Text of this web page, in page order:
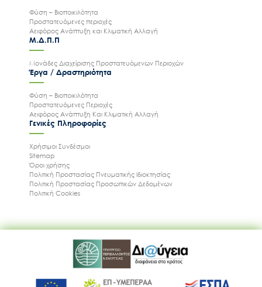
Φύση – Βιοποικιλότητα
Προστατευόμενες περιοχές
Αειφόρος Ανάπτυξη και Κλιματική Αλλαγή
Μ.Δ.Π.Π
Μονάδες Διαχείρισης Προστατευόμενων Περιοχών
Έργα / Δραστηριότητα
Φύση – Βιοποικιλότητα
Προστατευόμενες Περιοχές
Αειφόρος Ανάπτυξη Και Κλιματική Αλλαγή
Γενικές Πληροφορίες
Χρήσιμοι Συνδέσμοι
Sitemap
Όροι χρήσης
Πολιτική Προστασίας Πνευματικής Ιδιοκτησίας
Πολιτική Προστασίας Προσωπικών Δεδομένων
Πολιτική Cookies